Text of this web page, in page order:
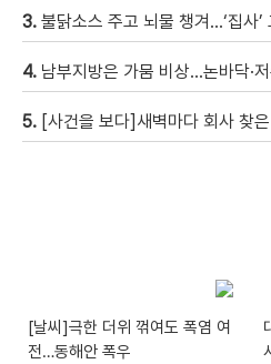
3. 불닭소스 주고 뇌물 챙겨…‘집사
4. 남부지방은 가뭄 비상…논바닥·
5. [사건을 보다]새벽마다 회사 찾
[날씨]극한 더위 꺾여도 폭염 여
전…동해안 폭우